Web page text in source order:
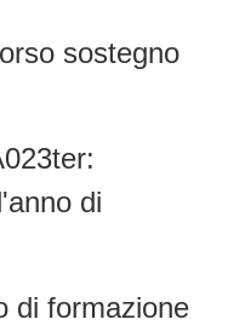
sostegno
di
di formazione